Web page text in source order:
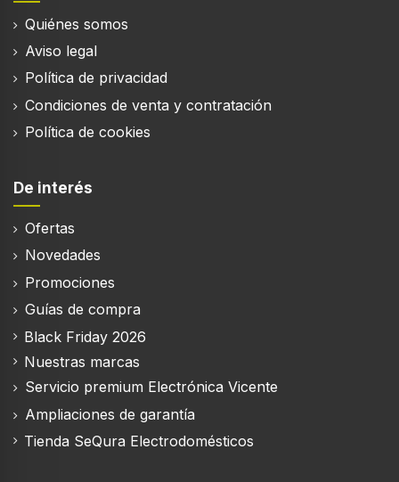
Analógico y digital
Formato de señal digital
DVB-S2, DVB-C, DVB-T2
Número de sintonizadores
Smart TV
Smart TV
TV por Internet
Sistema operativo instalado
Tizen
Compatible con Apple AirPlay 2
Quiénes somos
Aviso legal
Política de privacidad
Condiciones de venta y contratación
Política de cookies
De interés
Ofertas
Novedades
Promociones
Guías de compra
Black Friday 2026
Nuestras marcas
Servicio premium Electrónica Vicente
Ampliaciones de garantía
Tienda SeQura Electrodomésticos